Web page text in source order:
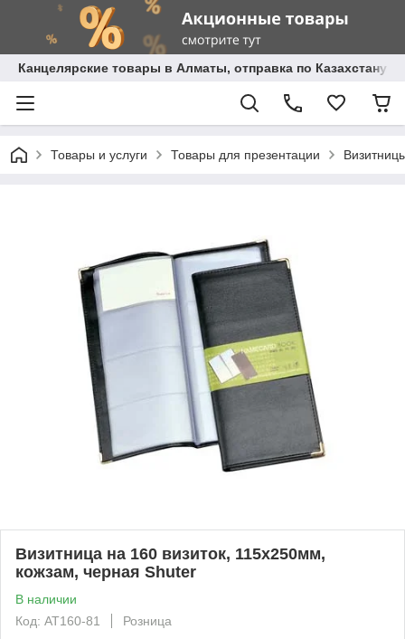
Канцелярские товары в Алматы, отправка по Казахстану.
Товары и услуги Товары для презентации
Визитница на 160 визиток, 115х250мм,
кожзам, черная Shuter
В наличии
Код: AT160-81
Розница